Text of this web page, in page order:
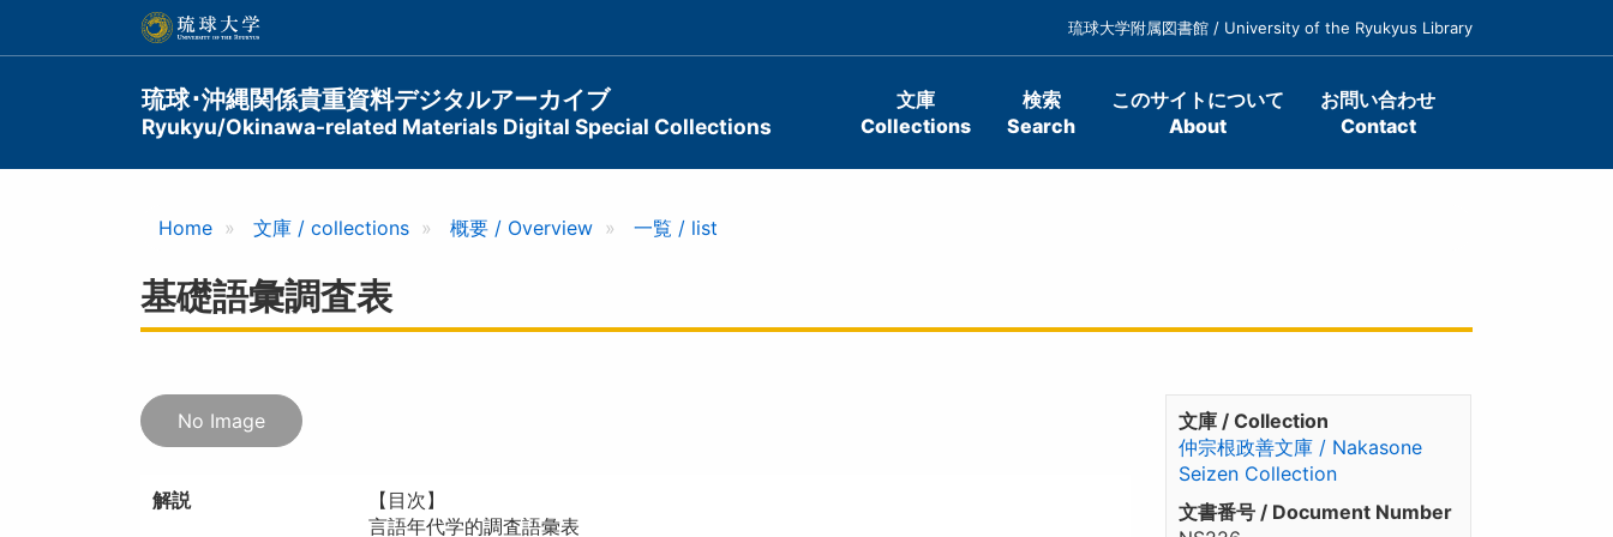
ン
琉球大学附属図書館 / University of the Ryukyus Library
琉球･沖縄関係貴重資料デジタルアーカイブ
Ryukyu/Okinawa-related Materials Digital Special Collections
Main
navigation
文庫
Collections
検索
Search
このサイトについて
About
お問い合わせ
Contact
Home 文庫 / collections 概要 / Overview 一覧 / list
基礎語彙調査表
No Image
解説
【目次】
言語年代学的調査語彙表
文庫 / Collection
仲宗根政善文庫 / Nakasone
Seizen Collection
文書番号 / Document Number